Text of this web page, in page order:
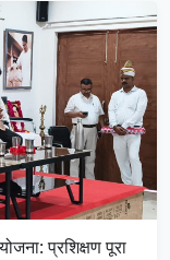
प्रशिक्षण पूरा